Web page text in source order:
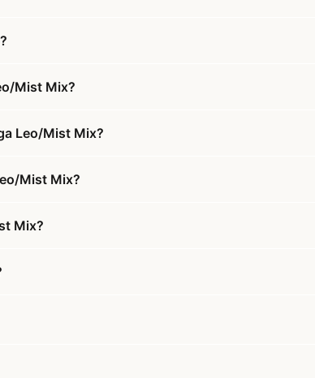
Mist Mix?
Leo/Mist Mix?
Mist Mix?
Mix?